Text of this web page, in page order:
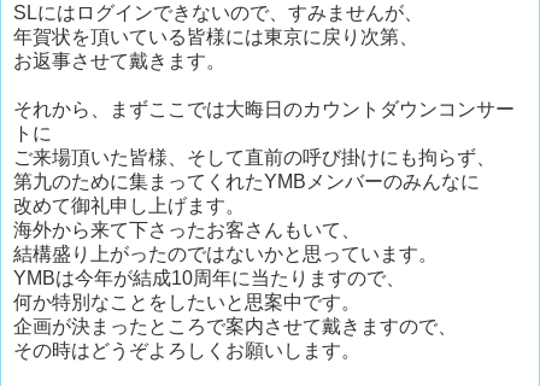
SLにはログインできないので、すみませんが、
年賀状を頂いている皆様には東京に戻り次第、
お返事させて戴きます。
それから、まずここでは大晦日のカウントダウンコンサー
トに
ご来場頂いた皆様、そして直前の呼び掛けにも拘らず、
第九のために集まってくれたYMBメンバーのみんなに
改めて御礼申し上げます。
海外から来て下さったお客さんもいて、
結構盛り上がったのではないかと思っています。
YMBは今年が結成10周年に当たりますので、
何か特別なことをしたいと思案中です。
企画が決まったところで案内させて戴きますので、
その時はどうぞよろしくお願いします。